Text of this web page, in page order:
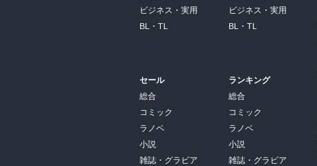
ビジネス・実用
BL・TL
セール
総合
コミック
ラノベ
小説
雑誌・グラビア
ビジネス・実用
BL・TL
ランキング
総合
コミック
ラノベ
小説
雑誌・グラビア